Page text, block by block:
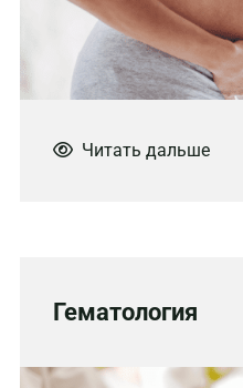
 Читать дальше
Гематология